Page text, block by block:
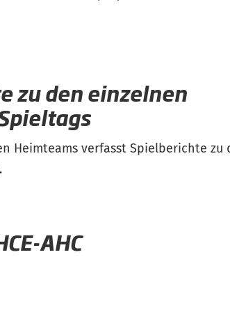
zu den einzelnen
Heimteams verfasst Spielberichte zu
AHC